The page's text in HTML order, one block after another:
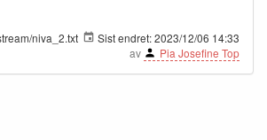
niva_2.txt Sist endret:2023/12/06 14:33
av
Pia Josefine Top